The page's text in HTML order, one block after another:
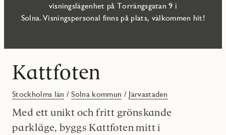
visningslägenhet på Torrängsgatan 9 i
Solna. Visningspersonal finns på plats, välkommen hit!
Kattfoten
Stockholms län /Solna kommun / Järvastaden
Med ett unikt och fritt grönskande
parkläge, byggs Kattfoten mitt i